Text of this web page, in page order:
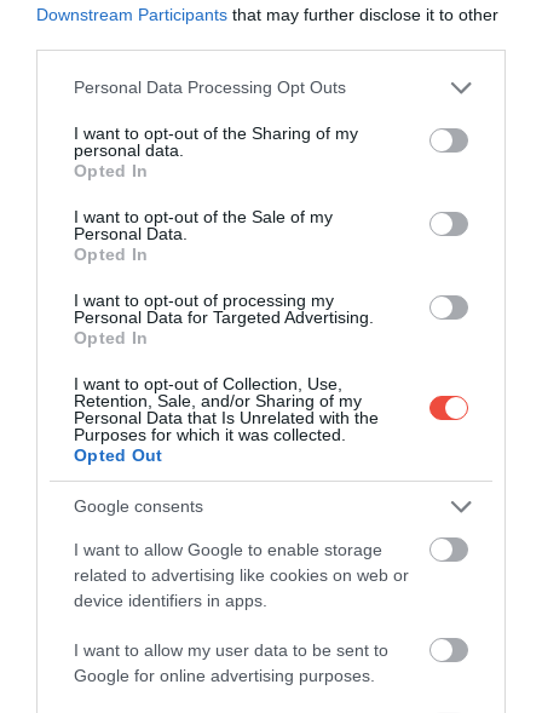
Downstream Participants that may further disclose it to other
Please note that this website/app uses one or more Google
not limited to your visit or usage behaviour. You may click to
grant or deny consent to Google and its third-party tags to
use your data for below specified purposes in below Google
consent section.
Personal Data Processing Opt Outs
I want to opt-out of the Sharing of my
personal data.
Opted In
I want to opt-out of the Sale of my
Personal Data.
Opted In
I want to opt-out of processing my
Personal Data for Targeted Advertising.
Opted In
I want to opt-out of Collection, Use,
Retention, Sale, and/or Sharing of my
Personal Data that Is Unrelated with the
Purposes for which it was collected.
Opted Out
Google consents
I want to allow Google to enable storage
related to advertising like cookies on web or
device identifiers in apps.
I want to allow my user data to be sent to
Google for online advertising purposes.
a Földközi-tengerben
Egyre több ezüst hátú gömbhal jelenik meg a
Földközi-tengerben, ami a halászoknak és a
OUTDOOR